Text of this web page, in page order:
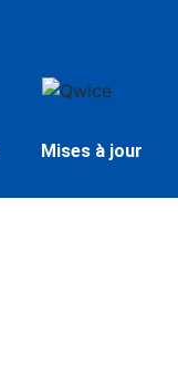
Mises à jour